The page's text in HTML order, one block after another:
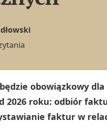
obowiązkowy dla
2026 roku: odbiór
faktur w